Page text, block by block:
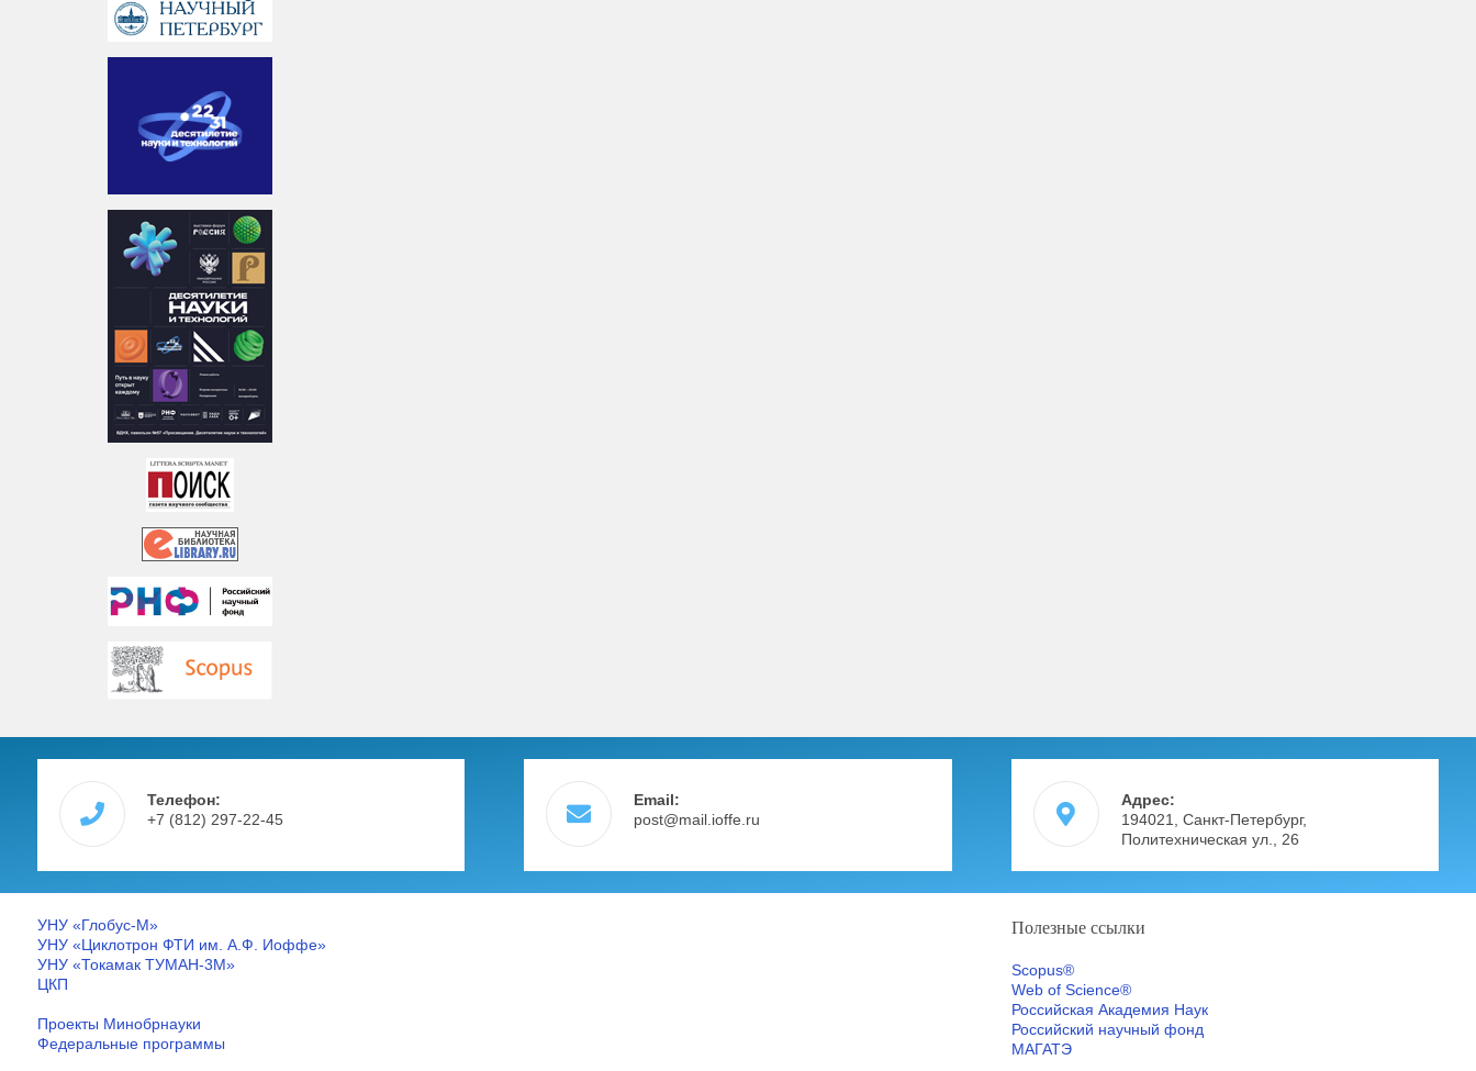
Телефон:
+7 (812) 297-22-45
Email:
post@mail.ioffe.ru
Адрес:
194021, Санкт-Петербург,
Политехническая ул., 26
УНУ «Глобус-М»
УНУ «Циклотрон ФТИ им. А.Ф. Иоффе»
УНУ «Токамак ТУМАН-3М»
ЦКП
Проекты Минобрнауки
Федеральные программы
Полезные ссылки
Scopus®
Web of Science®
Российская Академия Наук
Российский научный фонд
МАГАТЭ